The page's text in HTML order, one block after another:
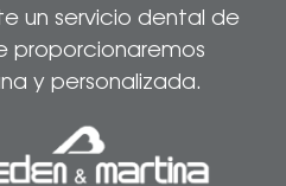
un servicio dental de
proporcionaremos
y personalizada.